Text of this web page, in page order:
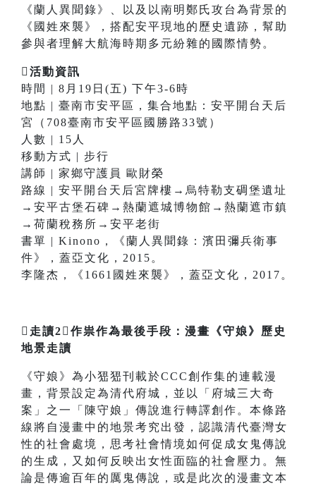
《蘭人異聞錄》、以及以南明鄭氏攻台為背景的
《國姓來襲》，搭配安平現地的歷史遺跡，幫助
參與者理解大航海時期多元紛雜的國際情勢。
活動資訊
時間 | 8月19日(五) 下午3-6時
地點 | 臺南市安平區，集合地點：安平開台天后
宮（708臺南市安平區國勝路33號）
人數 | 15人
移動方式 | 步行
講師 | 家鄉守護員 歐財榮
路線 | 安平開台天后宮牌樓→烏特勒支碉堡遺址
→安平古堡石碑→熱蘭遮城博物館→熱蘭遮市鎮
→荷蘭稅務所→安平老街
書單 | Kinono，《蘭人異聞錄：濱田彌兵衛事
件》，蓋亞文化，2015。
李隆杰，《1661國姓來襲》，蓋亞文化，2017。
走讀2作祟作為最後手段：漫畫《守娘》歷史
地景走讀
《守娘》為小峱峱刊載於CCC創作集的連載漫
畫，背景設定為清代府城，並以「府城三大奇
案」之一「陳守娘」傳說進行轉譯創作。本條路
線將自漫畫中的地景考究出發，認識清代臺灣女
性的社會處境，思考社會情境如何促成女鬼傳說
的生成，又如何反映出女性面臨的社會壓力。無
論是傳逾百年的厲鬼傳說，或是此次的漫畫文本